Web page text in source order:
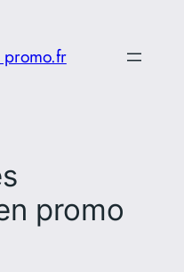
promo.fr
promo